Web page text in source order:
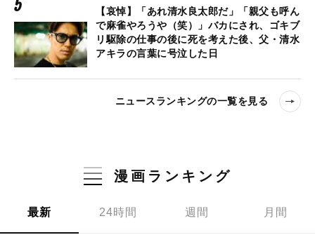
【哀悼】「あれ清水良太郎だ」「親父も呼ん
で麻雀やろうや（笑）」バカにされ、ゴキブ
リ駆除の仕事の後に死を考えた後、父・清水
アキラの言葉に号泣した日
ニュースランキングの一覧を見る
漫画ランキング
最新 24時間 週間 月間